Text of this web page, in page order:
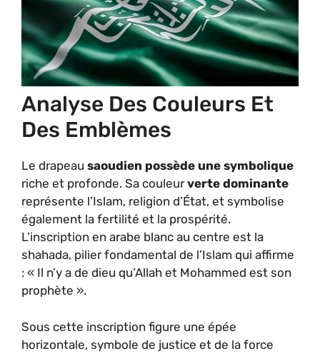
Analyse Des Couleurs Et
Des Emblèmes
Le drapeau saoudien possède une symbolique
riche et profonde. Sa couleurverte dominante
représente l’Islam, religion d’État, et symbolise
également la fertilité et la prospérité.
L’inscription en arabe blanc au centre est la
shahada, pilier fondamental de l’Islam qui affirme
: « Il n’y a de dieu qu’Allah et Mohammed est son
prophète ».
Sous cette inscription figure une épée
horizontale, symbole de justice et de la force